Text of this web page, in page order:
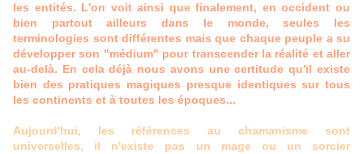
les entités. L'on voit ainsi que finalement, en occident ou
bien partout ailleurs dans le monde, seules les
terminologies sont différentes mais que chaque peuple a su
développer son "médium" pour transcender la réalité et aller
au-delà. En cela déjà nous avons une certitude qu'il existe
bien des pratiques magiques presque identiques sur tous
les continents et à toutes les époques...
Aujourd'hui, les références au chamanisme sont
universelles, il n'existe pas un mage ou un sorcier